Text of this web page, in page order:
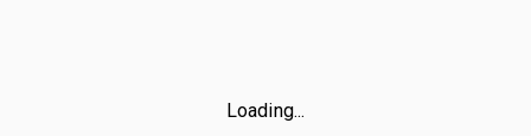
Loading...